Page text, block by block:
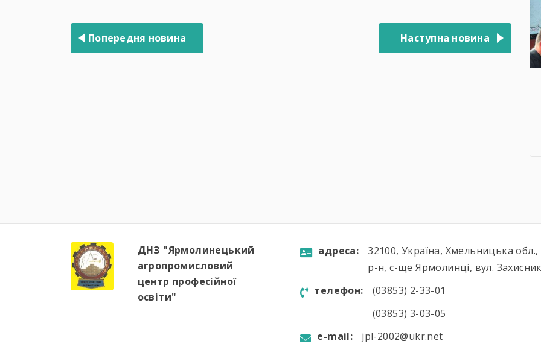
записів
Попередня новина Наступна новина
ДНЗ "Ярмолинецький
агропромисловий
центр професійної
освіти"
aдресa:
32100, Україна, Хмельницька
р-н, с-ще Ярмолинці, вул.
телефон:
(03853) 2-33-01
(03853) 3-03-05
e-mail:
jpl-2002@ukr.net